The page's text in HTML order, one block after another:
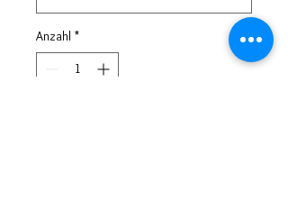
Anzahl *